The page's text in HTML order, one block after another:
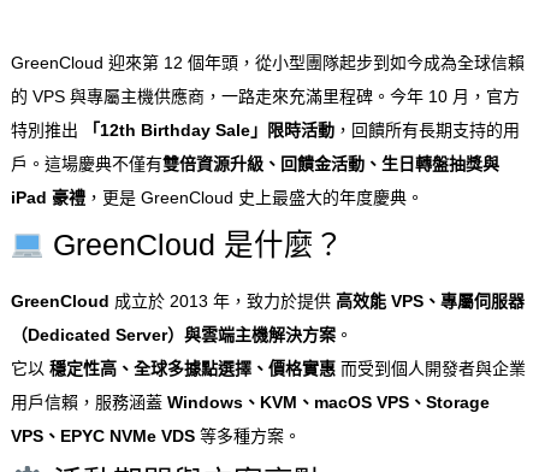
GreenCloud 迎來第 12 個年頭，從小型團隊起步到如今成為全球信賴
的 VPS 與專屬主機供應商，一路走來充滿里程碑。今年 10 月，官方
特別推出
「12th Birthday Sale」限時活動，回饋所有長期支持的用
戶。這場慶典不僅有雙倍資源升級、回饋金活動、生日轉盤抽獎與
iPad 豪禮，更是 GreenCloud 史上最盛大的年度慶典。
GreenCloud 是什麼？
GreenCloud 成立於 2013 年，致力於提供 高效能 VPS、專屬伺服器
（Dedicated Server）與雲端主機解決方案。
它以 穩定性高、全球多據點選擇、價格實惠而受到個人開發者與企業
用戶信賴，服務涵蓋 Windows、KVM、macOS VPS、Storage
VPS、EPYC NVMe VDS等多種方案。